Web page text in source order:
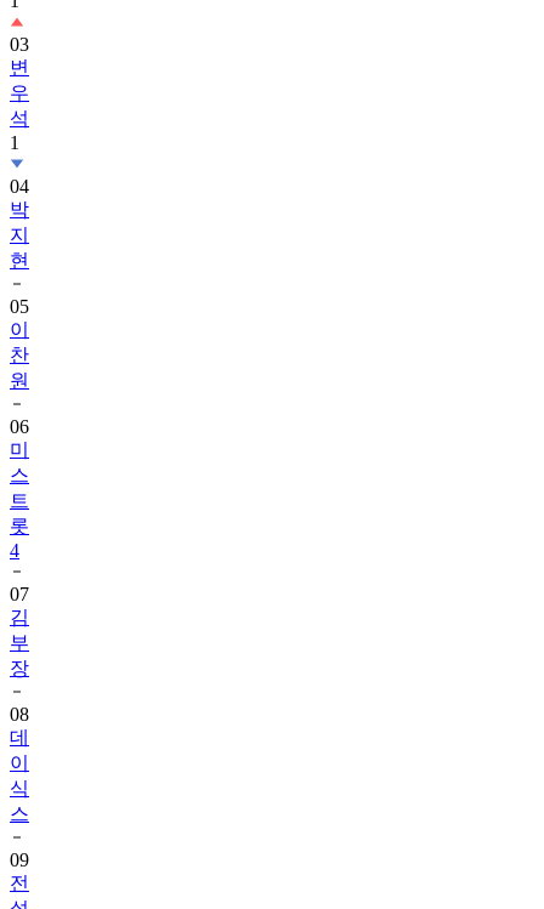
03
변
우
석
1
04
박
지
현
05
이
찬
원
06
미
스
트
롯
4
07
김
부
장
08
데
이
식
스
09
전